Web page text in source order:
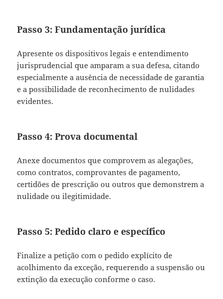
Passo 3: Fundamentação jurídica
Apresente os dispositivos legais e entendimento
jurisprudencial que amparam a sua defesa, citando
especialmente a ausência de necessidade de garantia
e a possibilidade de reconhecimento de nulidades
evidentes.
Passo 4: Prova documental
Anexe documentos que comprovem as alegações,
como contratos, comprovantes de pagamento,
certidões de prescrição ou outros que demonstrem a
nulidade ou ilegitimidade.
Passo 5: Pedido claro e específico
Finalize a petição com o pedido explícito de
acolhimento da exceção, requerendo a suspensão ou
extinção da execução conforme o caso.